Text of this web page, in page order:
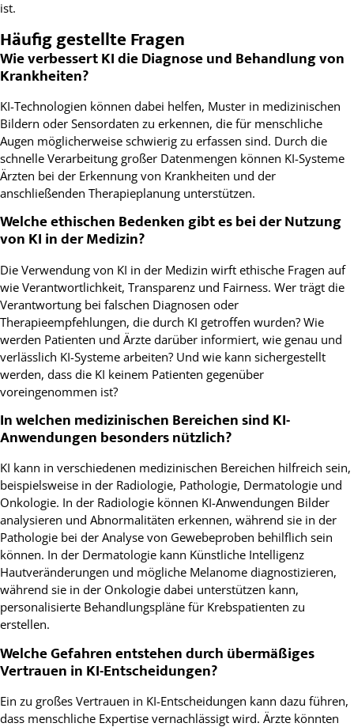
ist.
Häufig gestellte Fragen
Wie verbessert KI die Diagnose und Behandlung von
Krankheiten?
KI-Technologien können dabei helfen, Muster in medizinischen
Bildern oder Sensordaten zu erkennen, die für menschliche
Augen möglicherweise schwierig zu erfassen sind. Durch die
schnelle Verarbeitung großer Datenmengen können KI-Systeme
Ärzten bei der Erkennung von Krankheiten und der
anschließenden Therapieplanung unterstützen.
Welche ethischen Bedenken gibt es bei der Nutzung
von KI in der Medizin?
Die Verwendung von KI in der Medizin wirft ethische Fragen auf
wie Verantwortlichkeit, Transparenz und Fairness. Wer trägt die
Verantwortung bei falschen Diagnosen oder
Therapieempfehlungen, die durch KI getroffen wurden? Wie
werden Patienten und Ärzte darüber informiert, wie genau und
verlässlich KI-Systeme arbeiten? Und wie kann sichergestellt
werden, dass die KI keinem Patienten gegenüber
voreingenommen ist?
In welchen medizinischen Bereichen sind KI-
Anwendungen besonders nützlich?
KI kann in verschiedenen medizinischen Bereichen hilfreich sein,
beispielsweise in der Radiologie, Pathologie, Dermatologie und
Onkologie. In der Radiologie können KI-Anwendungen Bilder
analysieren und Abnormalitäten erkennen, während sie in der
Pathologie bei der Analyse von Gewebeproben behilflich sein
können. In der Dermatologie kann Künstliche Intelligenz
Hautveränderungen und mögliche Melanome diagnostizieren,
während sie in der Onkologie dabei unterstützen kann,
personalisierte Behandlungspläne für Krebspatienten zu
erstellen.
Welche Gefahren entstehen durch übermäßiges
Vertrauen in KI-Entscheidungen?
Ein zu großes Vertrauen in KI-Entscheidungen kann dazu führen,
dass menschliche Expertise vernachlässigt wird. Ärzte könnten